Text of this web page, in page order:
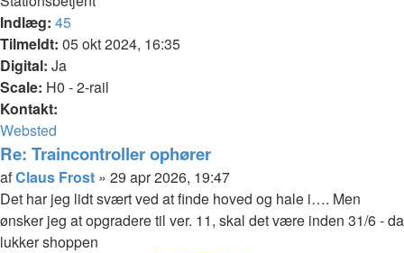
Indlæg: 45
Tilmeldt: 05 okt 2024, 16:35
Digital: Ja
Scale: H0 - 2-rail
Kontakt:
Kontakt
Claus
Frost
Websted
Re: Traincontroller ophører
Citer
Indlæg
afClaus Frost » 29 apr 2026, 19:47
Det har jeg lidt svært ved at finde hoved og hale i…. Men
ønsker jeg at opgradere til ver. 11, skal det være inden 31/6 - da
lukker shoppen